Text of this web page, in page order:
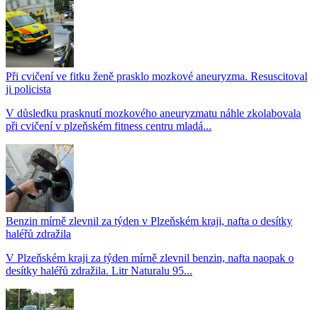
Při cvičení ve fitku ženě prasklo mozkové aneuryzma. Resuscitoval
ji policista
V důsledku prasknutí mozkového aneuryzmatu náhle zkolabovala
při cvičení v plzeňském fitness centru mladá...
Benzin mírně zlevnil za týden v Plzeňském kraji, nafta o desítky
haléřů zdražila
V Plzeňském kraji za týden mírně zlevnil benzin, nafta naopak o
desítky haléřů zdražila. Litr Naturalu 95...